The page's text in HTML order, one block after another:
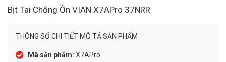
Bịt Tai Chống Ồn VIAN X7APro 37NRR
THÔNG SỐ CHI TIẾT MÔ TẢ SẢN PHẨM
Mã sản phẩm: X7APro